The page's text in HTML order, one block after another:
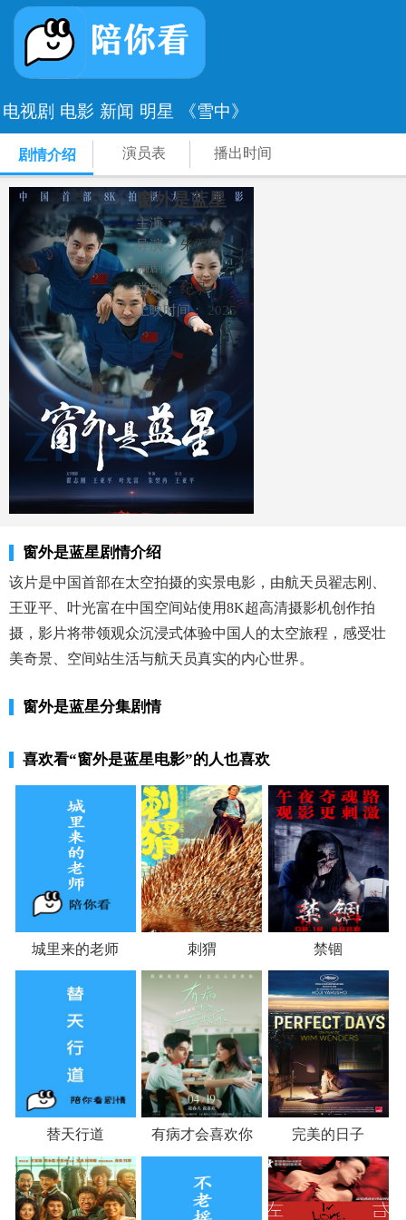
电视剧 电影 新闻 明星 《雪中》
剧情介绍 演员表 播出时间
窗外是蓝星
主演：
导演： 朱翌冉
编剧：
类别： 纪录
上映时间：
2025
窗外是蓝星剧情介绍
该片是中国首部在太空拍摄的实景电影，由航天员翟志刚、
王亚平、叶光富在中国空间站使用8K超高清摄影机创作拍
摄，影片将带领观众沉浸式体验中国人的太空旅程，感受壮
美奇景、空间站生活与航天员真实的内心世界。
窗外是蓝星分集剧情
喜欢看“窗外是蓝星电影”的人也喜欢
城里来的老师 刺猬 禁锢
替天行道 有病才会喜欢你 完美的日子